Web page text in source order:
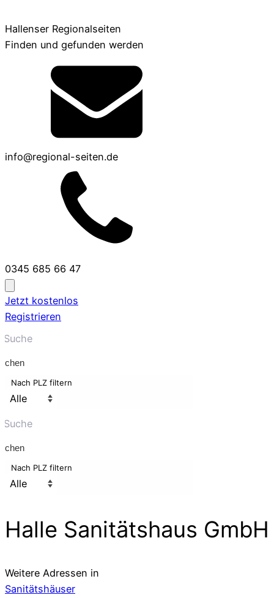
Hallenser Regionalseiten
Finden und gefunden werden
info@regional-seiten.de
0345 685 66 47
Jetzt kostenlos
Registrieren
Nach PLZ filtern
Nach PLZ filtern
Halle Sanitätshaus GmbH
Weitere Adressen in
Sanitätshäuser